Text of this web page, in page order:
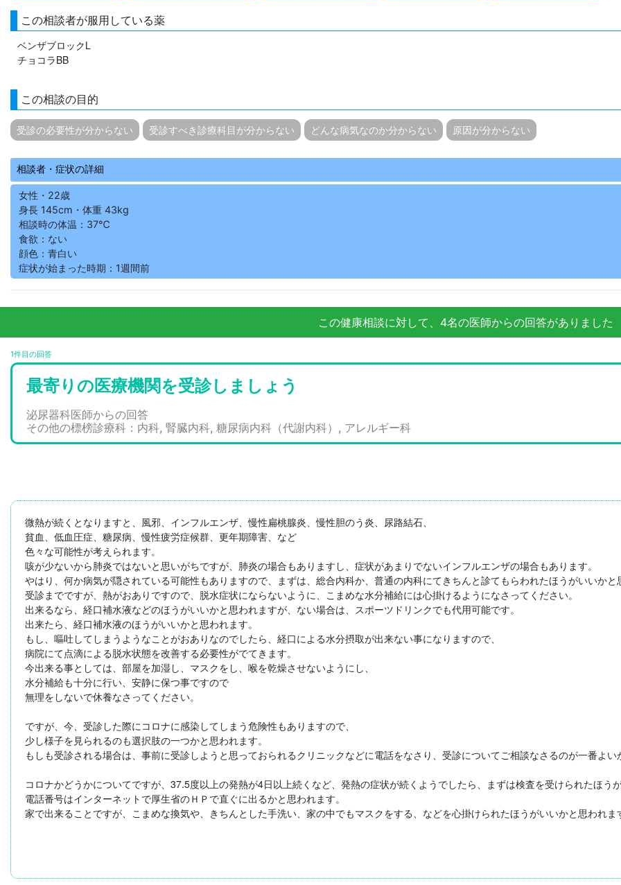
この相談者が服用している薬
ベンザブロックL
チョコラBB
この相談の目的
受診の必要性が分からない 受診すべき診療科目が分からない どんな病気なのか分からない 原因が分からない
相談者・症状の詳細
女性・22歳
身長 145cm・体重 43kg
相談時の体温：37℃
食欲：ない
顔色：青白い
症状が始まった時期：1週間前
この健康相談に対して、4名の医師からの回答がありました
1件目の回答
最寄りの医療機関を受診しましょう
泌尿器科医師からの回答
その他の標榜診療科：内科, 腎臓内科, 糖尿病内科（代謝内科）, アレルギー科
微熱が続くとなりますと、風邪、インフルエンザ、慢性扁桃腺炎、慢性胆のう炎、尿路結石、
貧血、低血圧症、糖尿病、慢性疲労症候群、更年期障害、など
色々な可能性が考えられます。
咳が少ないから肺炎ではないと思いがちですが、肺炎の場合もありますし、症状があまりでないインフルエンザの場合もあります。
やはり、何か病気が隠されている可能性もありますので、まずは、総合内科か、普通の内科にてきちんと診てもらわれたほうがいいかと
受診までですが、熱がおありですので、脱水症状にならないように、こまめな水分補給には心掛けるようになさってください。
出来るなら、経口補水液などのほうがいいかと思われますが、ない場合は、スポーツドリンクでも代用可能です。
出来たら、経口補水液のほうがいいかと思われます。
もし、嘔吐してしまうようなことがおありなのでしたら、経口による水分摂取が出来ない事になりますので、
病院にて点滴による脱水状態を改善する必要性がでてきます。
今出来る事としては、部屋を加湿し、マスクをし、喉を乾燥させないようにし、
水分補給も十分に行い、安静に保つ事ですので
無理をしないで休養なさってください。
ですが、今、受診した際にコロナに感染してしまう危険性もありますので、
少し様子を見られるのも選択肢の一つかと思われます。
もしも受診される場合は、事前に受診しようと思っておられるクリニックなどに電話をなさり、受診についてご相談なさるのが一番よい
コロナかどうかについてですが、37.5度以上の発熱が4日以上続くなど、発熱の症状が続くようでしたら、まずは検査を受けられたほう
電話番号はインターネットで厚生省のＨＰで直ぐに出るかと思われます。
家で出来ることですが、こまめな換気や、きちんとした手洗い、家の中でもマスクをする、などを心掛けられたほうがいいかと思われま